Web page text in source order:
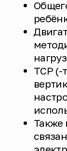
Каждую 3,